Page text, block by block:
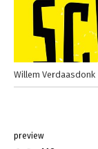
Willem Verdaasdonk
preview